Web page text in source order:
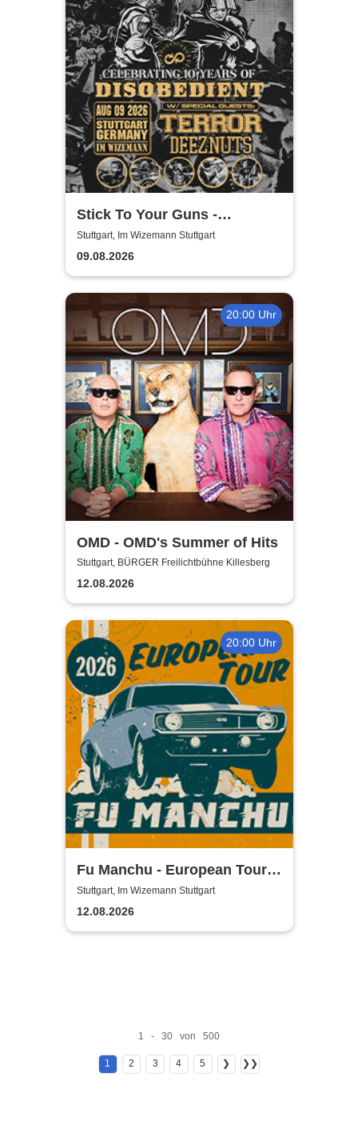
Stick To Your Guns -
Disobedient Anniversary
Show
Stuttgart, Im Wizemann Stuttgart
09.08.2026
20:00 Uhr
OMD - OMD's Summer of Hits
Stuttgart, BÜRGER Freilichtbühne Killesberg
12.08.2026
20:00 Uhr
Fu Manchu - European Tour
2026
Stuttgart, Im Wizemann Stuttgart
12.08.2026
1 - 30 von 500
1 2 3 4 5 ❯ ❯❯